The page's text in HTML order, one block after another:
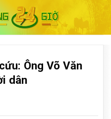
Ông Võ Văn
dân